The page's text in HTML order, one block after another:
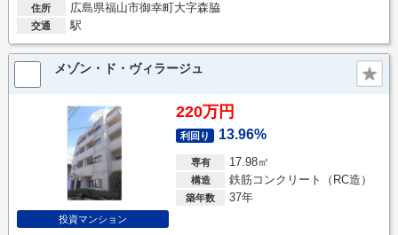
住所 広島県福山市御幸町大字森脇
交通 駅
メゾン・ド・ヴィラージュ
投資マンション
220万円
利回り 13.96%
専有 17.98㎡
構造 鉄筋コンクリート（RC造）
築年数 37年